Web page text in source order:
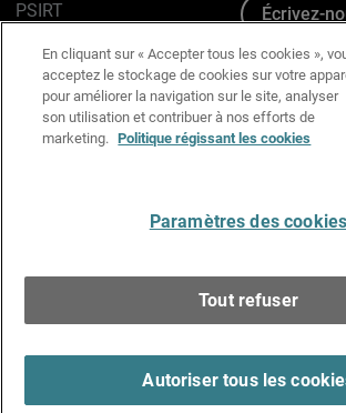
PSIRT
Avis sur les cookies
Politique de confidentialité
Charte Graphique
Écrivez-
En cliquant sur « Accepter tous les cookies »,
acceptez le stockage de cookies sur votre
pour améliorer la navigation sur le site, analyser
son utilisation et contribuer à nos efforts de
marketing. Politique régissant les cookies
Paramètres des cookies
Tout refuser
Autoriser tous les